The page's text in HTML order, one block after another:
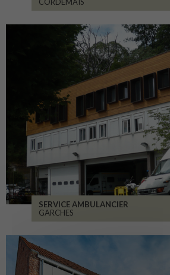
CORDEMAIS
SERVICE AMBULANCIER
GARCHES